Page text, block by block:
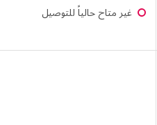
غير متاح حالياً للتوصيل